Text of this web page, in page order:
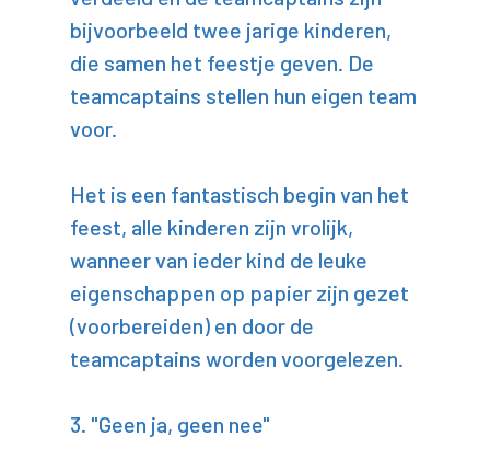
bijvoorbeeld twee jarige kinderen,
die samen het feestje geven. De
teamcaptains stellen hun eigen team
voor.
Het is een fantastisch begin van het
feest, alle kinderen zijn vrolijk,
wanneer van ieder kind de leuke
eigenschappen op papier zijn gezet
(voorbereiden) en door de
teamcaptains worden voorgelezen.
3. "Geen ja, geen nee"